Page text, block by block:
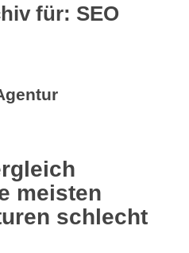
für: SEO
meisten
schlecht